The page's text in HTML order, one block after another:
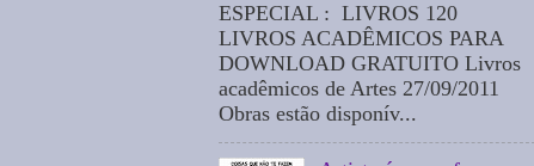
ESPECIAL : LIVROS 120
LIVROS ACADÊMICOS PARA
DOWNLOAD GRATUITO Livros
acadêmicos de Artes 27/09/2011
Obras estão disponív...